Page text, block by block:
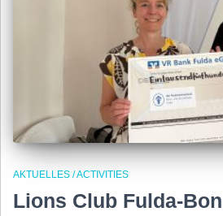
AKTUELLES / ACTIVITIES
Lions Club Fulda-